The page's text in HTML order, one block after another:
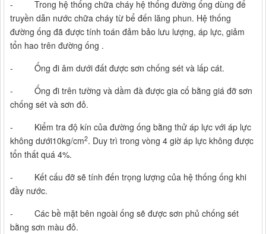
- Trong hệ thống chữa cháy hệ thống đường ống dùng để
truyền dẫn nước chữa cháy từ bể đến lăng phun. Hệ thống
đường ống đã được tính toán đảm bảo lưu lượng, áp lực, giảm
tổn hao trên đường ống .
- Ống đi âm dưới đất được sơn chống sét và lấp cát.
- Ống đi trên tường và dầm đà được gia cố bằng giá đỡ sơn
chống sét và sơn đỏ.
- Kiểm tra độ kín của đường ống bằng thử áp lực với áp lực
không dưới10kg/cm2. Duy trì trong vòng 4 giờ áp lực không được
tổn thất quá 4%.
- Kết cấu đỡ sẽ tính đến trọng lượng của hệ thống ống khi
đầy nước.
- Các bề mặt bên ngoài ống sẽ được sơn phủ chống sét
bằng sơn màu đỏ.